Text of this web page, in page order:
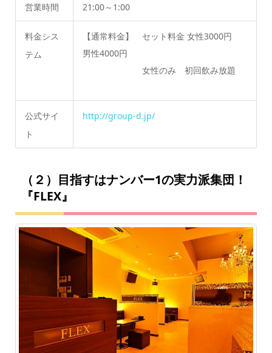
営業時間 21:00～1:00
料金シス
テム
【通常料金】 セット料金 女性3000円
男性4000円
女性のみ 初回飲み放題
公式サイ
ト
http://group-d.jp/
（２）目指すはナンバー1の実力派集団！
『FLEX』